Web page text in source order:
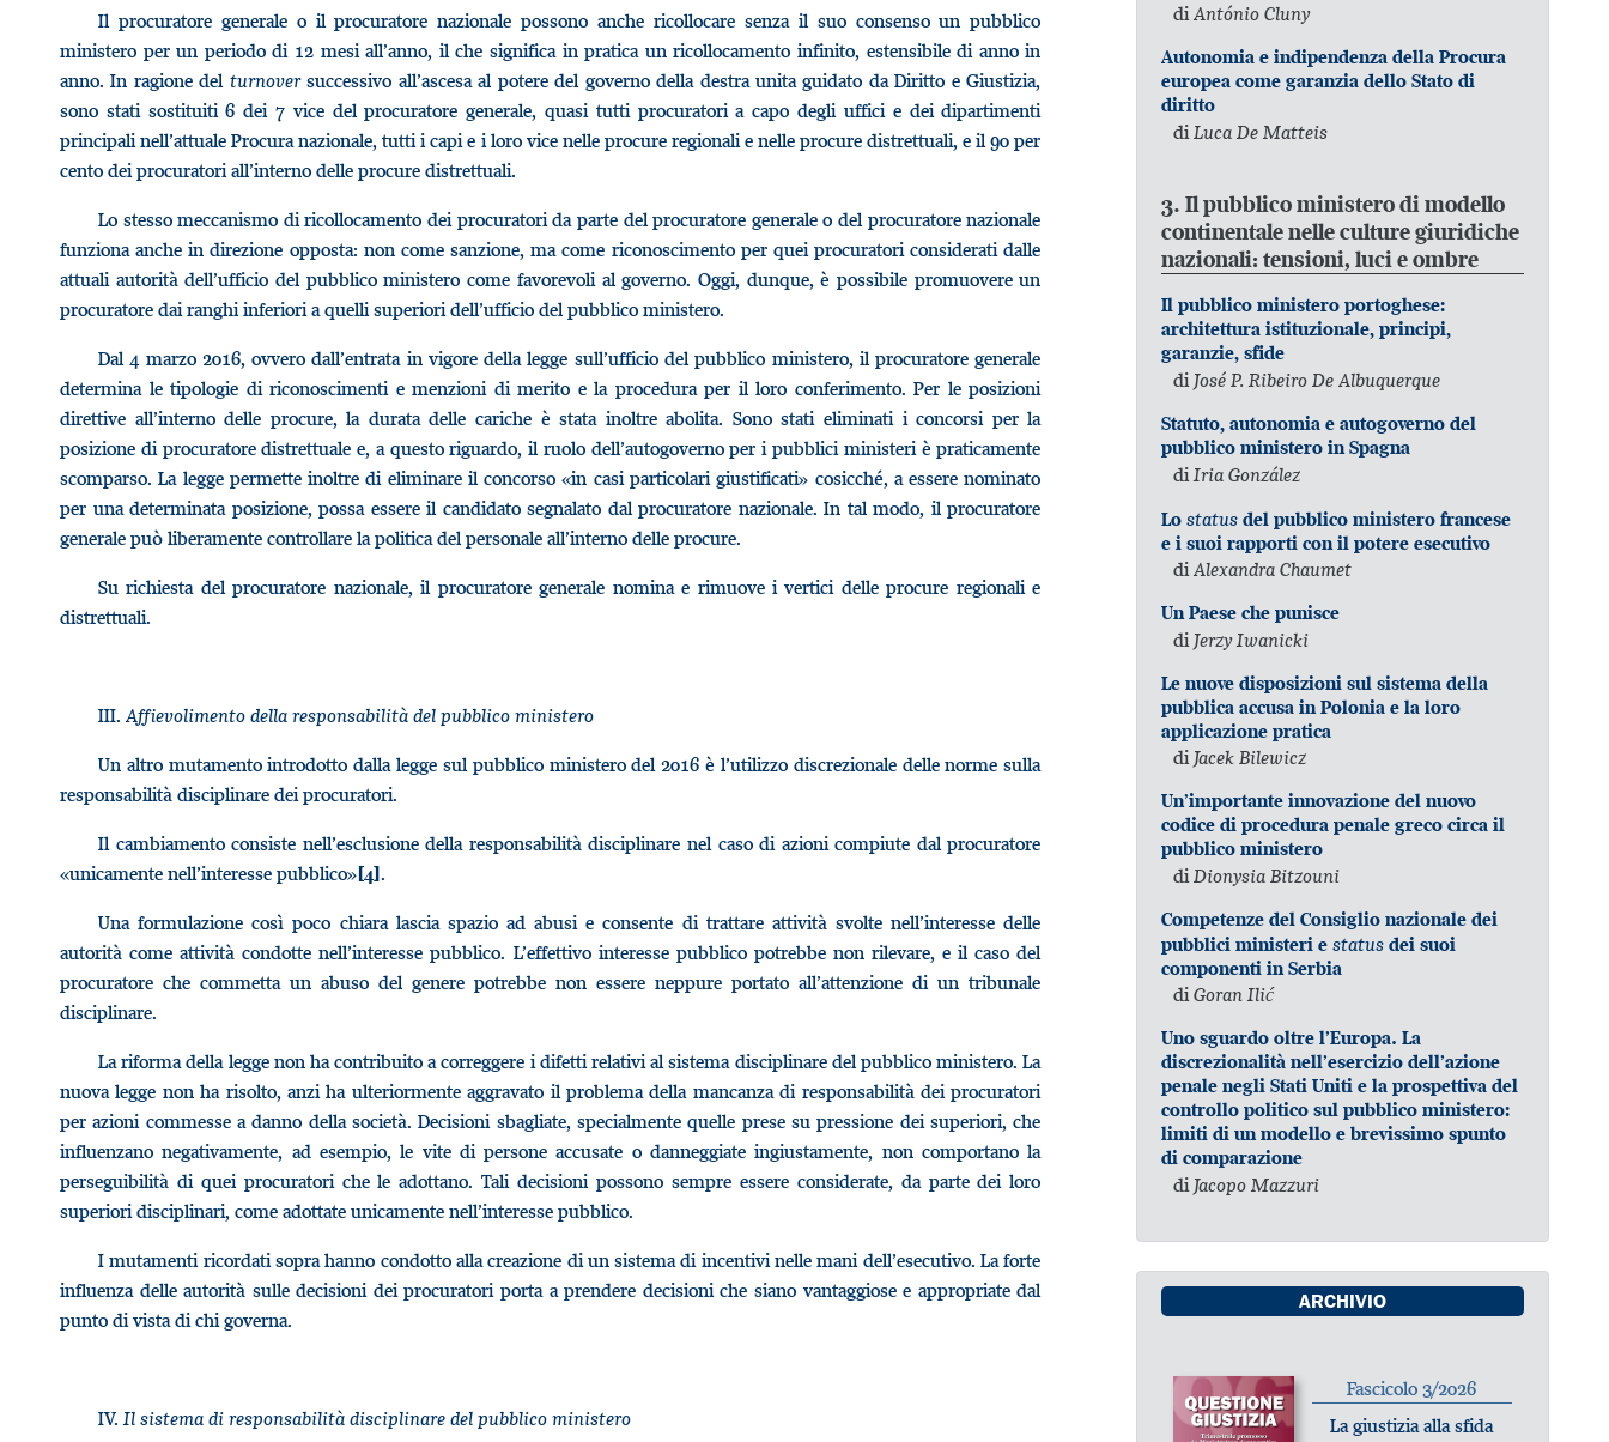
Il procuratore generale o il procuratore nazionale possono anche ricollocare senza il suo consenso un pubblico
ministero per un periodo di 12 mesi all’anno, il che significa in pratica un ricollocamento infinito, estensibile di anno in
anno. In ragione del turnoversuccessivo all’ascesa al potere del governo della destra unita guidato da Diritto e Giustizia,
sono stati sostituiti 6 dei 7 vice del procuratore generale, quasi tutti procuratori a capo degli uffici e dei dipartimenti
principali nell’attuale Procura nazionale, tutti i capi e i loro vice nelle procure regionali e nelle procure distrettuali, e il 90 per
cento dei procuratori all’interno delle procure distrettuali.
Lo stesso meccanismo di ricollocamento dei procuratori da parte del procuratore generale o del procuratore nazionale
funziona anche in direzione opposta: non come sanzione, ma come riconoscimento per quei procuratori considerati dalle
attuali autorità dell’ufficio del pubblico ministero come favorevoli al governo. Oggi, dunque, è possibile promuovere un
procuratore dai ranghi inferiori a quelli superiori dell’ufficio del pubblico ministero.
Dal 4 marzo 2016, ovvero dall’entrata in vigore della legge sull’ufficio del pubblico ministero, il procuratore generale
determina le tipologie di riconoscimenti e menzioni di merito e la procedura per il loro conferimento. Per le posizioni
direttive all’interno delle procure, la durata delle cariche è stata inoltre abolita. Sono stati eliminati i concorsi per la
posizione di procuratore distrettuale e, a questo riguardo, il ruolo dell’autogoverno per i pubblici ministeri è praticamente
scomparso. La legge permette inoltre di eliminare il concorso «in casi particolari giustificati» cosicché, a essere nominato
per una determinata posizione, possa essere il candidato segnalato dal procuratore nazionale. In tal modo, il procuratore
generale può liberamente controllare la politica del personale all’interno delle procure.
Su richiesta del procuratore nazionale, il procuratore generale nomina e rimuove i vertici delle procure regionali e
distrettuali.
III. Affievolimento della responsabilità del pubblico ministero
Un altro mutamento introdotto dalla legge sul pubblico ministero del 2016 è l’utilizzo discrezionale delle norme sulla
responsabilità disciplinare dei procuratori.
Il cambiamento consiste nell’esclusione della responsabilità disciplinare nel caso di azioni compiute dal procuratore
«unicamente nell’interesse pubblico»[4].
Una formulazione così poco chiara lascia spazio ad abusi e consente di trattare attività svolte nell’interesse delle
autorità come attività condotte nell’interesse pubblico. L’effettivo interesse pubblico potrebbe non rilevare, e il caso del
procuratore che commetta un abuso del genere potrebbe non essere neppure portato all’attenzione di un tribunale
disciplinare.
La riforma della legge non ha contribuito a correggere i difetti relativi al sistema disciplinare del pubblico ministero. La
nuova legge non ha risolto, anzi ha ulteriormente aggravato il problema della mancanza di responsabilità dei procuratori
per azioni commesse a danno della società. Decisioni sbagliate, specialmente quelle prese su pressione dei superiori, che
influenzano negativamente, ad esempio, le vite di persone accusate o danneggiate ingiustamente, non comportano la
perseguibilità di quei procuratori che le adottano. Tali decisioni possono sempre essere considerate, da parte dei loro
superiori disciplinari, come adottate unicamente nell’interesse pubblico.
I mutamenti ricordati sopra hanno condotto alla creazione di un sistema di incentivi nelle mani dell’esecutivo. La forte
influenza delle autorità sulle decisioni dei procuratori porta a prendere decisioni che siano vantaggiose e appropriate dal
punto di vista di chi governa.
IV. Il sistema di responsabilità disciplinare del pubblico ministero
diAntónio Cluny
Autonomia e indipendenza della Procura
europea come garanzia dello Stato di
diritto
di Luca De Matteis
3. Il pubblico ministero di modello
continentale nelle culture giuridiche
nazionali: tensioni, luci e ombre
Il pubblico ministero portoghese:
architettura istituzionale, principi,
garanzie, sfide
di José P. Ribeiro De Albuquerque
Statuto, autonomia e autogoverno del
pubblico ministero in Spagna
di Iria González
Lostatus del pubblico ministero francese
e i suoi rapporti con il potere esecutivo
diAlexandra Chaumet
Un Paese che punisce
di Jerzy Iwanicki
Le nuove disposizioni sul sistema della
pubblica accusa in Polonia e la loro
applicazione pratica
di Jacek Bilewicz
Un’importante innovazione del nuovo
codice di procedura penale greco circa il
pubblico ministero
di Dionysia Bitzouni
Competenze del Consiglio nazionale dei
pubblici ministeri estatus dei suoi
componenti in Serbia
diGoran Ilić
Uno sguardo oltre l’Europa. La
discrezionalità nell’esercizio dell’azione
penale negli Stati Uniti e la prospettiva del
controllo politico sul pubblico ministero:
limiti di un modello e brevissimo spunto
di comparazione
di Jacopo Mazzuri
ARCHIVIO
Fascicolo 3/2026
La giustizia alla sfida